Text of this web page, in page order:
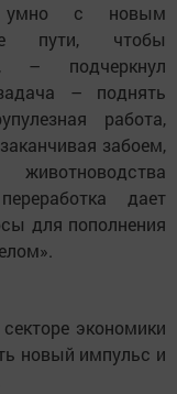
умно с новым
пути, чтобы
– подчеркнул
– поднять
работа,
забоем,
дает
для пополнения
экономики
новый импульс и